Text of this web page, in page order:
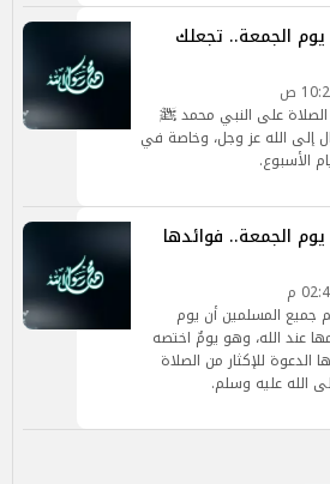
الجمعة.. تجعلك
على النبي محمد ﷺ
إلى الله عز وجل، وخاصة في
الأسبوع.
الجمعة.. فوائدها
جميع المسلمين أن يوم
عند الله، وهو يومٌ اختصه
الدعوة للإكثار من الصلاة
الله عليه وسلم.